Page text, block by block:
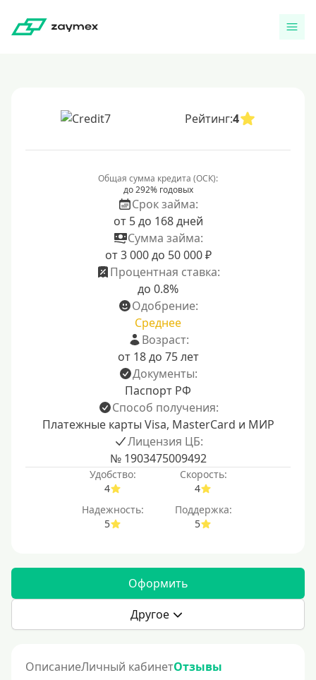
Рейтинг:4
Общая сумма кредита (ОСК):
до 292% годовых
Срок займа:
от 5 до 168 дней
Сумма займа:
от 3 000 до 50 000 ₽
Процентная ставка:
до 0.8%
Одобрение:
Среднее
Возраст:
от 18 до 75 лет
Документы:
Паспорт РФ
Способ получения:
Платежные карты Visa, MasterCard и МИР
Лицензия ЦБ:
№ 1903475009492
Удобство:
4
Скорость:
4
Надежность:
5
Поддержка:
5
Оформить
Другое
ОписаниеЛичный кабинетОтзывы